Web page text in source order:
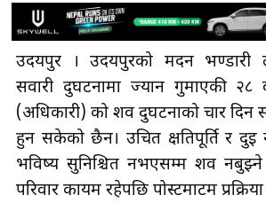
उदयपुर । उदयपुरको मदन भण्डारी
सवारी दुर्घटनामा ज्यान गुमाएकी २८
(अधिकारी) को शव दुर्घटनाको चार दिन
हुन सकेको छैन। उचित क्षतिपूर्ति र दुई
भविष्य सुनिश्चित नभएसम्म शव
परिवार कायम रहेपछि पोस्टमार्टम